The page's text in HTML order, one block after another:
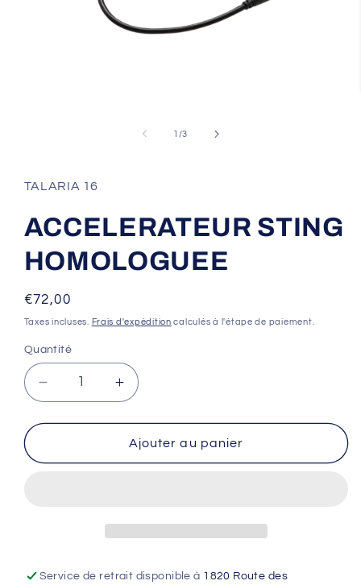
fenêtre
modale
1 /de
3
TALARIA 16
ACCELERATEUR STING
HOMOLOGUEE
Prix
habituel
€72,00
Taxes incluses. Frais d'expédition calculés à l'étape de paiement.
Quantité
Réduire
la
quantité
ACCELERATEUR
Augmenter
la
quantité
de
ACCELERATEUR
Ajouter au panier
Service de retrait disponible à 1820 Route des